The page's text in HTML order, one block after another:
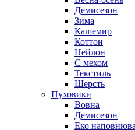
Демисезон
Зима
Кашемир
Коттон
Нейлон
С мехом
Текстиль
Шерсть
Пуховики
Вовна
Демисезон
Еко